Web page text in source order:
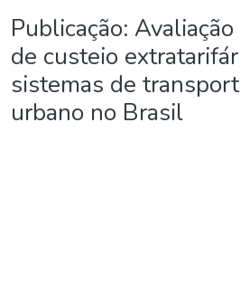
Publicação:
de custeio
sistemas de
urbano no Brasil